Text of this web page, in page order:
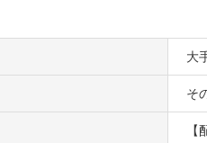
大
そ
【